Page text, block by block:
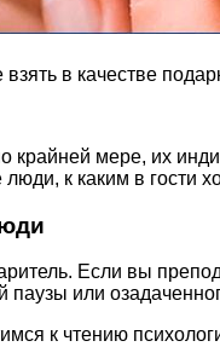
в качестве
мере, их
к каким в
Если вы
или
к чтению